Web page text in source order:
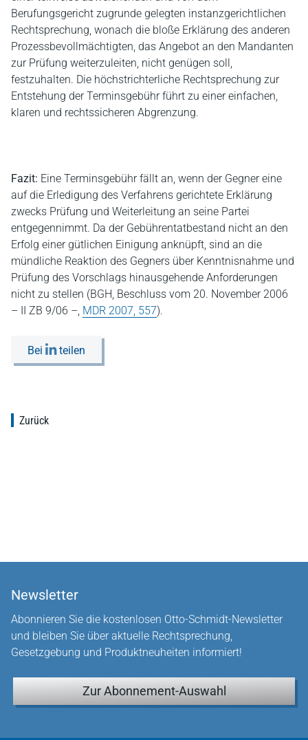
Berufungsgericht zugrunde gelegten instanzgerichtlichen
Rechtsprechung, wonach die bloße Erklärung des anderen
Prozessbevollmächtigten, das Angebot an den Mandanten
zur Prüfung weiterzuleiten, nicht genügen soll,
festzuhalten. Die höchstrichterliche Rechtsprechung zur
Entstehung der Terminsgebühr führt zu einer einfachen,
klaren und rechtssicheren Abgrenzung.
Fazit: Eine Terminsgebühr fällt an, wenn der Gegner eine
auf die Erledigung des Verfahrens gerichtete Erklärung
zwecks Prüfung und Weiterleitung an seine Partei
entgegennimmt. Da der Gebührentatbestand nicht an den
Erfolg einer gütlichen Einigung anknüpft, sind an die
mündliche Reaktion des Gegners über Kenntnisnahme und
Prüfung des Vorschlags hinausgehende Anforderungen
nicht zu stellen (BGH, Beschluss vom 20. November 2006
– II ZB 9/06 –, MDR 2007, 557).
Bei teilen
Zurück
Newsletter
Abonnieren Sie die kostenlosen Otto-Schmidt-Newsletter
und bleiben Sie über aktuelle Rechtsprechung,
Gesetzgebung und Produktneuheiten informiert!
Zur Abonnement-Auswahl